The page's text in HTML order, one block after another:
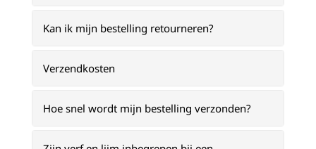
Kan ik mijn bestelling retourneren?
Verzendkosten
Hoe snel wordt mijn bestelling verzonden?